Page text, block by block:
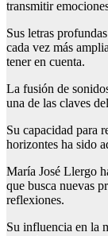
transmitir
Sus letras
cada vez más
tener en cuenta.
La fusión de
una de las claves
Su capacidad para
horizontes ha sido
María José Llergo
que busca nuevas
reflexiones.
Su influencia en la